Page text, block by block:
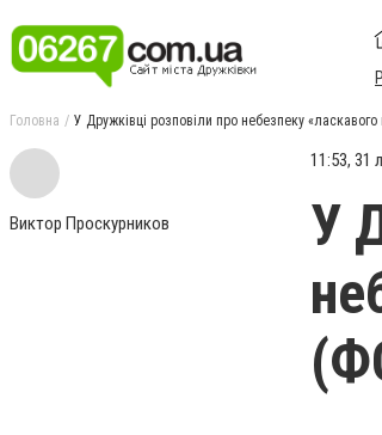
Головна У Дружківці розповіли про небезпеку
Виктор Проскурников
11:53, 31
У